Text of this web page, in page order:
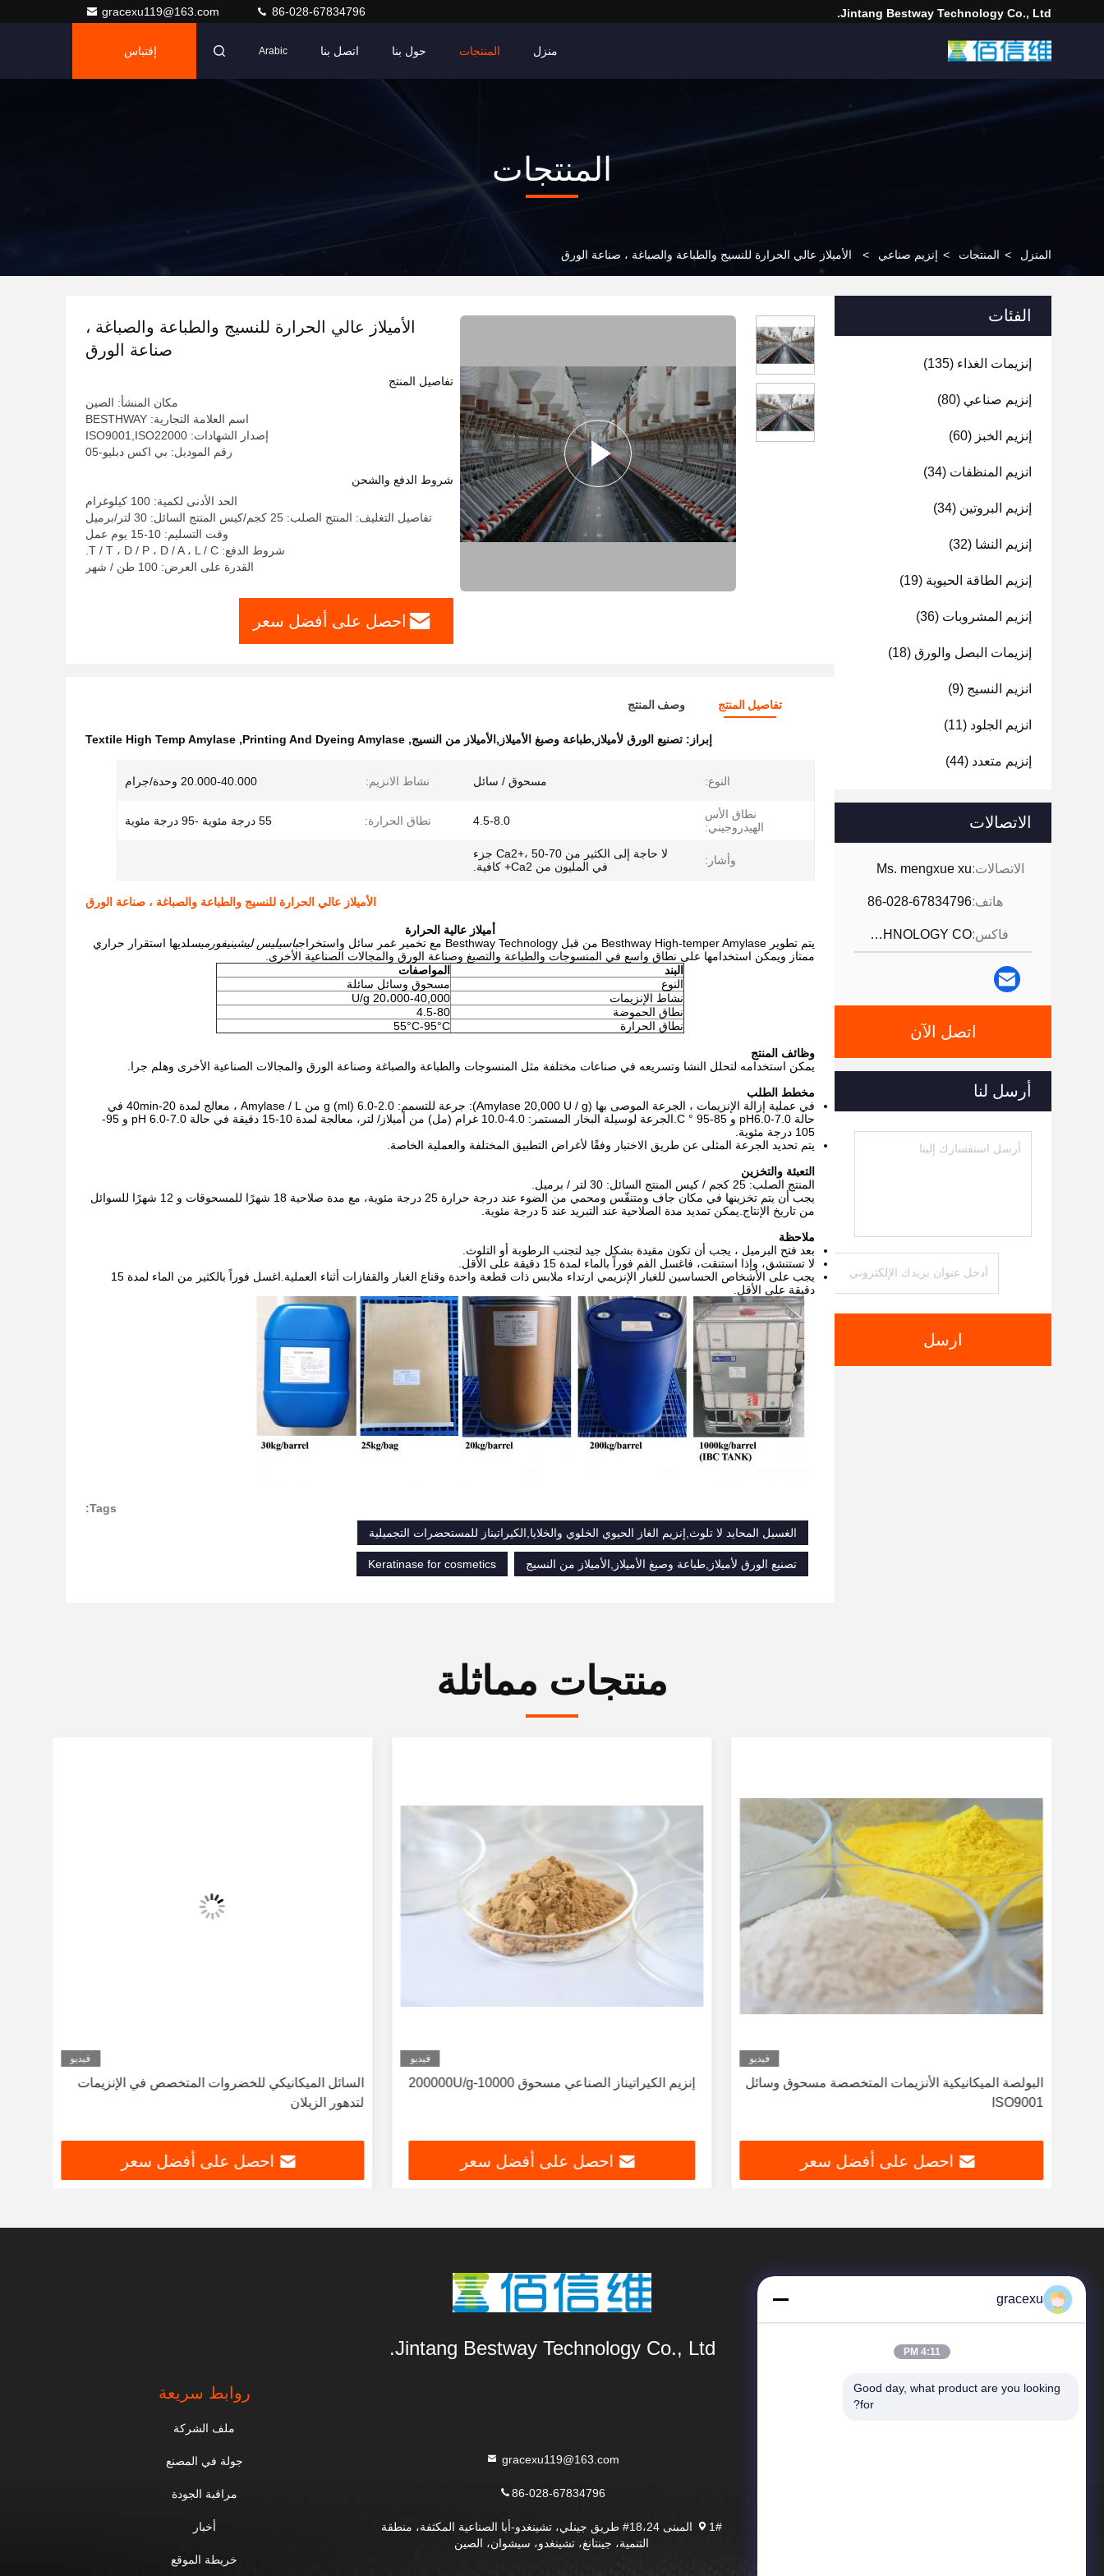
Jintang Bestway Technology Co., Ltd.
gracexu119@163.com 86-028-67834796
منزل المنتجات حول بنا اتصل بنا Arabic إقتباس
المنتجات
المنزل > المنتجات > إنزيم صناعي > الأميلاز عالي الحرارة للنسيج والطباعة والصباغة ، صناعة الورق
الفئات
إنزيمات الغذاء (135)
إنزيم صناعي (80)
إنزيم الخبز (60)
انزيم المنظفات (34)
إنزيم البروتين (34)
إنزيم النشا (32)
إنزيم الطاقة الحيوية (19)
إنزيم المشروبات (36)
إنزيمات البصل والورق (18)
انزيم النسيج (9)
انزيم الجلود (11)
إنزيم متعدد (44)
الاتصالات
الاتصالات:Ms. mengxue xu
هاتف:86-028-67834796
فاكس: JINTANG BESTWAY TECHNOLOGY CO
اتصل الآن
أرسل لنا
ارسل
الأميلاز عالي الحرارة للنسيج والطباعة والصباغة ،
صناعة الورق
تفاصيل المنتج
مكان المنشأ: الصين
اسم العلامة التجارية: BESTHWAY
إصدار الشهادات: ISO9001,ISO22000
رقم الموديل: بي اكس دبليو-05
شروط الدفع والشحن
الحد الأدنى لكمية: 100 كيلوغرام
تفاصيل التغليف: المنتج الصلب: 25 كجم/كيس المنتج السائل: 30 لتر/برميل
وقت التسليم: 10-15 يوم عمل
شروط الدفع: T / T ، D / P ، D / A ، L / C.
القدرة على العرض: 100 طن / شهر
احصل على أفضل سعر
تفاصيل المنتج وصف المنتج
إبراز: تصنيع الورق لأميلاز,طباعة وصبغ الأميلاز,الأميلاز من النسيج,
Printing And Dyeing Amylase
,
Textile High Temp Amylase
النوع: مسحوق / سائل نشاط الانزيم: 20.000-40.000 وحدة/جرام
نطاق الأس
الهيدروجيني:
4.5-8.0 نطاق الحرارة: 55 درجة مئوية -95 درجة مئوية
وأشار:
لا حاجة إلى الكثير من Ca2+، 50-70 جزء
في المليون من Ca2+ كافية.
الأميلاز عالي الحرارة للنسيج والطباعة والصباغة ، صناعة الورق
أميلاز عالية الحرارة
يتم تطوير Besthway High-temper Amylase من قبل Besthway Technology مع تخمير غمر سائل واستخراج
باسيليس ليشينيفورميسلديها استقرار حراري
ممتاز ويمكن استخدامها على نطاق واسع في المنسوجات والطباعة والتصبغ وصناعة الورق والمجالات الصناعية الأخرى.
البند
المواصفات
النوع
مسحوق وسائل سائلة
نشاط الإنزيمات
20،000-40,000 U/g
نطاق الحموضة
4.5-80
نطاق الحرارة
55°C-95°C
وظائف المنتج
يمكن استخدامه لتحلل النشا وتسريعه في صناعات مختلفة مثل المنسوجات والطباعة والصباغة وصناعة الورق والمجالات الصناعية الأخرى وهلم جرا.
مخطط الطلب
في عملية إزالة الإنزيمات ، الجرعة الموصى بها (Amylase 20,000 U / g): جرعة للتسمم: 2.0-6.0 g (ml) من Amylase / L ، معالج لمدة 20-40min في
حالة pH6.0-7.0 و 85-95 ° C.الجرعة لوسيلة البخار المستمر: 4.0-10.0 غرام (مل) من أميلاز/ لتر، معالجة لمدة 10-15 دقيقة في حالة pH 6.0-7.0 و 95-
105 درجة مئوية.
يتم تحديد الجرعة المثلى عن طريق الاختبار وفقًا لأغراض التطبيق المختلفة والعملية الخاصة.
التعبئة والتخزين
المنتج الصلب: 25 كجم / كيس المنتج السائل: 30 لتر / برميل.
يجب أن يتم تخزينها في مكان جاف ومتنفّس ومحمي من الضوء عند درجة حرارة 25 درجة مئوية، مع مدة صلاحية 18 شهرًا للمسحوقات و 12 شهرًا للسوائل
من تاريخ الإنتاج.يمكن تمديد مدة الصلاحية عند التبريد عند 5 درجة مئوية.
ملاحظة
بعد فتح البرميل ، يجب أن تكون مقيدة بشكل جيد لتجنب الرطوبة أو التلوث.
لا تستنشق، وإذا استنقت، فاغسل الفم فوراً بالماء لمدة 15 دقيقة على الأقل.
يجب على الأشخاص الحساسين للغبار الإنزيمي ارتداء ملابس ذات قطعة واحدة وقناع الغبار والقفازات أثناء العملية.اغسل فوراً بالكثير من الماء لمدة 15
دقيقة على الأقل.
Tags:
الغسيل المحايد لا تلوث,إنزيم الغاز الحيوي الخلوي والخلايا,الكيراتيناز للمستحضرات التجميلية
تصنيع الورق لأميلاز,طباعة وصبغ الأميلاز,الأميلاز من النسيج Keratinase for cosmetics
منتجات مماثلة
فيديو
البولصة الميكانيكية الأنزيمات المتخصصة مسحوق وسائل
ISO9001
احصل على أفضل سعر
فيديو
إنزيم الكيراتيناز الصناعي مسحوق 10000-200000U/g
احصل على أفضل سعر
فيديو
السائل الميكانيكي للخضروات المتخصص في الإنزيمات
لتدهور الزيلان
احصل على أفضل سعر
Jintang Bestway Technology Co., Ltd.
المنتجات
gracexu119@163.com
86-028-67834796
1# المبنى 18،24# طريق جينلي، تشينغدو-أبا الصناعية المكثفة، منطقة
التنمية، جينتانغ، تشينغدو، سيشوان، الصين
روابط سريعة
ملف الشركة
جولة في المصنع
مراقبة الجودة
أخبار
خريطة الموقع
gracexu
4:11 PM
Good day, what product are you looking
for?